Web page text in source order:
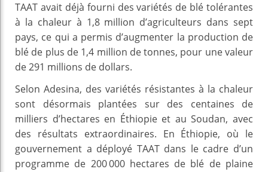
TAAT avait déjà fourni des variétés de blé tolérantes
à la chaleur à 1,8 million d’agriculteurs dans sept
pays, ce qui a permis d’augmenter la production de
blé de plus de 1,4 million de tonnes, pour une valeur
de 291 millions de dollars.
Selon Adesina, des variétés résistantes à la chaleur
sont désormais plantées sur des centaines de
milliers d’hectares en Éthiopie et au Soudan, avec
des résultats extraordinaires. En Éthiopie, où le
gouvernement a déployé TAAT dans le cadre d’un
programme de 200 000 hectares de blé de plaine